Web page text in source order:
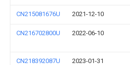
CN215081676U 2021-12-10
CN216702800U 2022-06-10
CN218392087U 2023-01-31